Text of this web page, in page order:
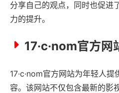
分享自己的观点，同时也促进
力的提升。
17·c·nom官方网
17·c·nom官方网站为年轻人
容。该网站不仅包含最新的影